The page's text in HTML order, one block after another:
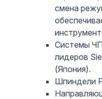
смена
Системы
лидеров
(Япония).
Шпиндели